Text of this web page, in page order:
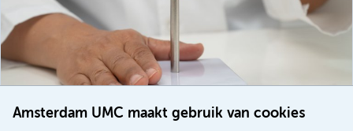
Amsterdam UMC maakt gebruik van cookies